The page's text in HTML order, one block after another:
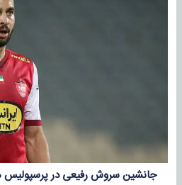
جانشین سروش رفیعی در